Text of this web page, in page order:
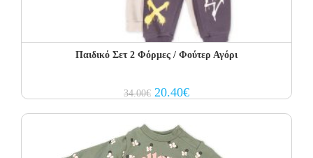
Παιδικό Σετ 2 Φόρμες / Φούτερ Αγόρι
34.00€ Original
price
20.40€Current
price